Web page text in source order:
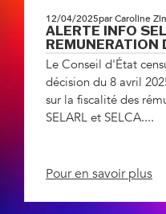
12/04/2025par Caroline
ALERTE INFO
REMUNERATION
Le Conseil d'État
décision du 8 avril
sur la fiscalité des
SELARL et SELCA....
Pour en savoir plus